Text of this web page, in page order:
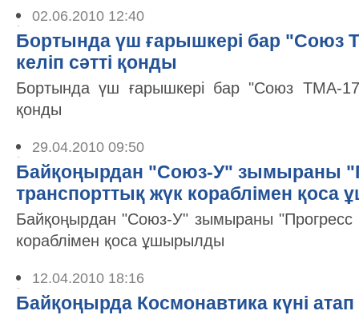
02.06.2010 12:40
Бортында үш ғарышкері бар "Союз
келіп сәтті қонды
Бортында үш ғарышкері бар "Союз ТМА-17"
қонды
29.04.2010 09:50
Байқоңырдан "Союз-У" зымыраны
транспорттық жүк кораблімен
Байқоңырдан "Союз-У" зымыраны "Прогресс
кораблімен қоса ұшырылды
12.04.2010 18:16
Байқоңырда Космонавтика күні атап